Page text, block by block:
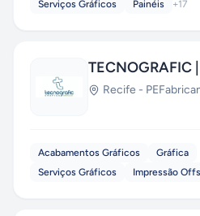
Serviços Gráficos Painéis +17
TECNOGRAFIC
Recife - PE
Acabamentos Gráficos
Gráfica
Serviços Gráficos
Impressão